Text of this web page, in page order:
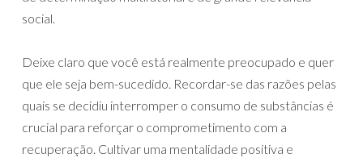
social.
Deixe claro que você está realmente preocupado e quer
que ele seja bem-sucedido. Recordar-se das razões pelas
quais se decidiu interromper o consumo de substâncias é
crucial para reforçar o comprometimento com a
recuperação. Cultivar uma mentalidade positiva e